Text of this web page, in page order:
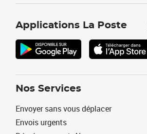
Applications La Poste
Nos Services
Envoyer sans vous déplacer
Envois urgents